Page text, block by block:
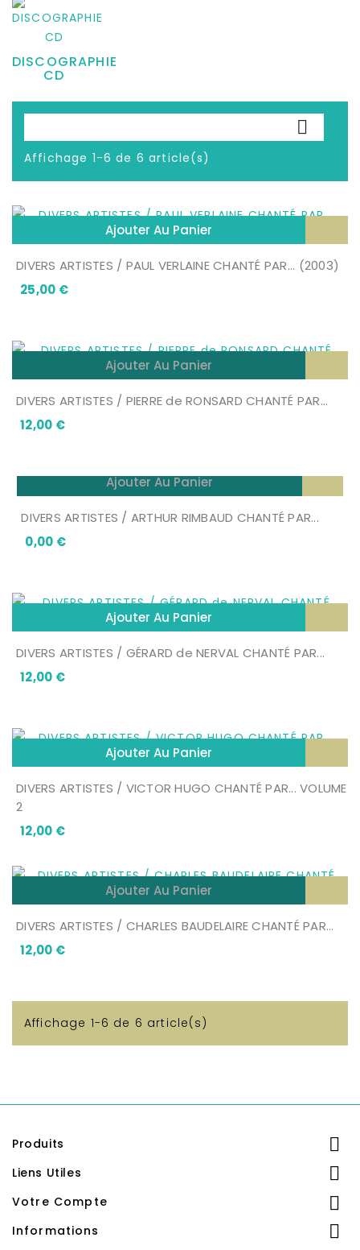
DISCOGRAPHIE
CD

Affichage 1-6 de 6 article(s)
Ajouter Au Panier
DIVERS ARTISTES / PAUL VERLAINE CHANTÉ PAR... (2003)
25,00 €Prix
Ajouter Au Panier
DIVERS ARTISTES / PIERRE de RONSARD CHANTÉ PAR...
12,00 €Prix
Ajouter Au Panier
DIVERS ARTISTES / ARTHUR RIMBAUD CHANTÉ PAR...
0,00 €Prix
Ajouter Au Panier
DIVERS ARTISTES / GÉRARD de NERVAL CHANTÉ PAR...
12,00 €Prix
Ajouter Au Panier
DIVERS ARTISTES / VICTOR HUGO CHANTÉ PAR... VOLUME
2
12,00 €Prix
Ajouter Au Panier
DIVERS ARTISTES / CHARLES BAUDELAIRE CHANTÉ PAR...
12,00 €Prix
Affichage 1-6 de 6 article(s)
Produits 
Liens Utiles 
Votre Compte 
Informations 